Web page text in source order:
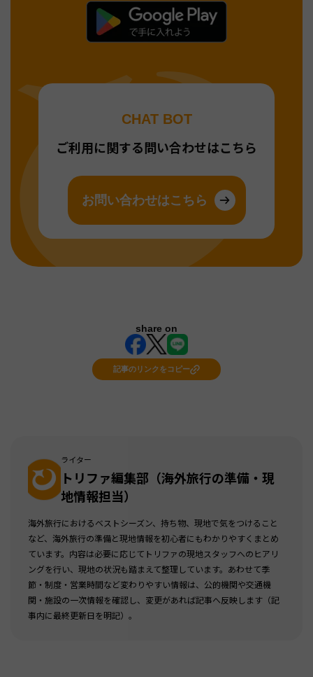
CHAT BOT
ご利用に関する問い合わせはこちら
お問い合わせはこちら
share on
記事のリンクをコピー
ライター
トリファ編集部（海外旅行の準備・現
地情報担当）
海外旅行におけるベストシーズン、持ち物、現地で気をつけること
など、海外旅行の準備と現地情報を初心者にもわかりやすくまとめ
ています。内容は必要に応じてトリファの現地スタッフへのヒアリ
ングを行い、現地の状況も踏まえて整理しています。あわせて季
節・制度・営業時間など変わりやすい情報は、公的機関や交通機
関・施設の一次情報を確認し、変更があれば記事へ反映します（記
事内に最終更新日を明記）。